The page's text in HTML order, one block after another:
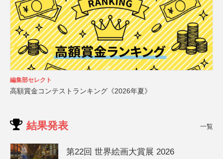
編集部セレクト
高額賞金コンテストランキング《2026年夏》
結果発表 一覧
第22回 世界絵画大賞展 2026